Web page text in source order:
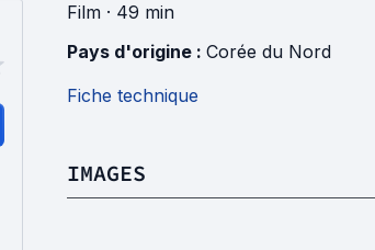
Film · 49 min
Pays d'origine : Corée du Nord
Fiche technique
IMAGES